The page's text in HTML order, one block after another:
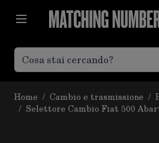
Home / Cambio e trasmissione /
/ Selettore Cambio Fiat 500